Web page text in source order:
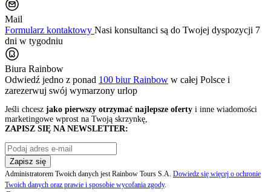
Mail
Formularz kontaktowy Nasi konsultanci są do Twojej dyspozycji 7
dni w tygodniu
Biura Rainbow
Odwiedź jedno z ponad 100 biur Rainbow w całej Polsce i
zarezerwuj swój wymarzony urlop
Jeśli chcesz jako pierwszy otrzymać najlepsze oferty i inne wiadomości
marketingowe wprost na Twoją skrzynkę,
ZAPISZ SIĘ NA NEWSLETTER:
Zapisz się
Administratorem Twoich danych jest Rainbow Tours S.A. Dowiedz się więcej o ochronie
Twoich danych oraz prawie i sposobie wycofania zgody.